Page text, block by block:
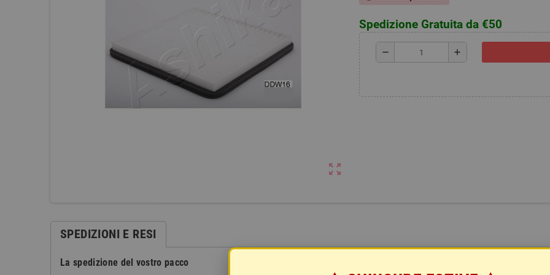
zoom_out_map
Spedizione Gratuita da €50
remove add
SPEDIZIONI E RESI
La spedizione del vostro pacco